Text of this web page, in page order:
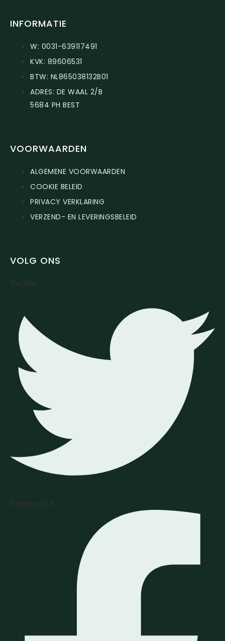
INFORMATIE
W: 0031-639117491
KVK: 89606531
BTW: NL865038132B01
ADRES: DE WAAL 2/B
5684 PH BEST
VOORWAARDEN
ALGEMENE VOORWAARDEN
COOKIE BELEID
PRIVACY VERKLARING
VERZEND- EN LEVERINGSBELEID
VOLG ONS
Twitter
Facebook-f